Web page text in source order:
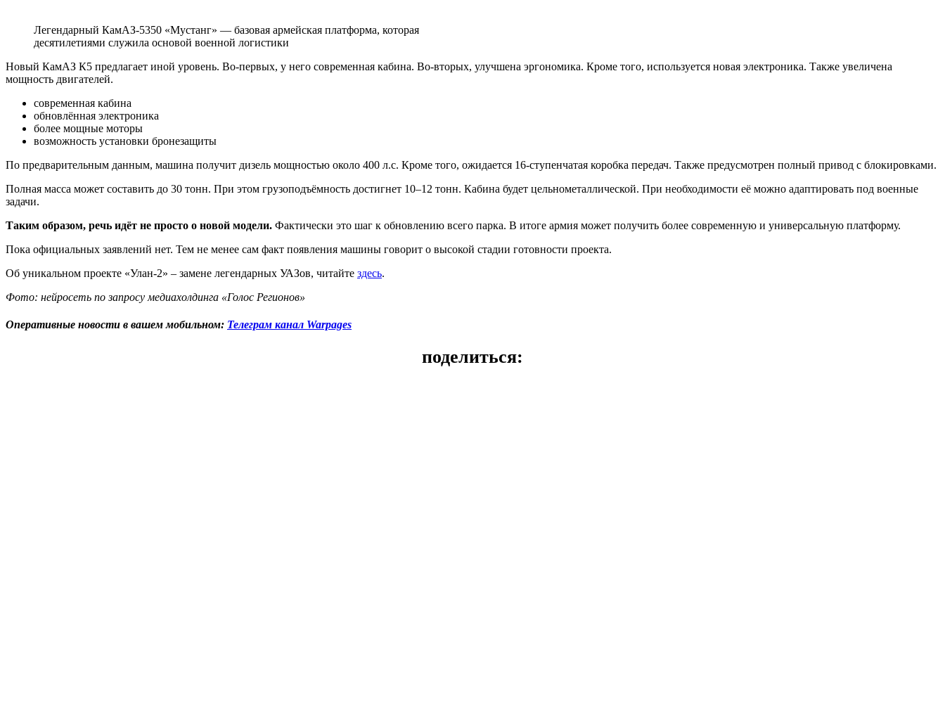
Легендарный КамАЗ-5350 «Мустанг» — базовая армейская платформа, которая
десятилетиями служила основой военной логистики
Новый КамАЗ К5 предлагает иной уровень. Во-первых, у него современная кабина. Во-вторых, улучшена эргономика. Кроме того, используется новая электроника. Также увеличена
мощность двигателей.
современная кабина
обновлённая электроника
более мощные моторы
возможность установки бронезащиты
По предварительным данным, машина получит дизель мощностью около 400 л.с. Кроме того, ожидается 16-ступенчатая коробка передач. Также предусмотрен полный привод с блокировками.
Полная масса может составить до 30 тонн. При этом грузоподъёмность достигнет 10–12 тонн. Кабина будет цельнометаллической. При необходимости её можно адаптировать под военные
задачи.
Таким образом, речь идёт не просто о новой модели. Фактически это шаг к обновлению всего парка. В итоге армия может получить более современную и универсальную платформу.
Пока официальных заявлений нет. Тем не менее сам факт появления машины говорит о высокой стадии готовности проекта.
Об уникальном проекте «Улан-2» – замене легендарных УАЗов, читайте здесь.
Фото: нейросеть по запросу медиахолдинга «Голос Регионов»
Оперативные новости в вашем мобильном: Телеграм канал Warpages
поделиться: